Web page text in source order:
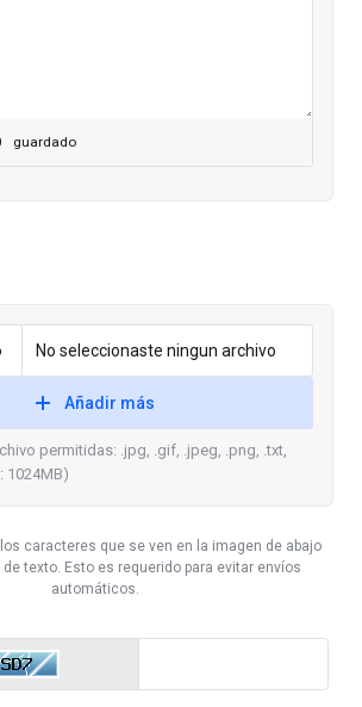
guardado
No seleccionaste ningun archivo
Añadir más
permitidas: .jpg, .gif, .jpeg, .png, .txt,
1024MB)
caracteres que se ven en la imagen de abajo
texto. Esto es requerido para evitar envíos
automáticos.